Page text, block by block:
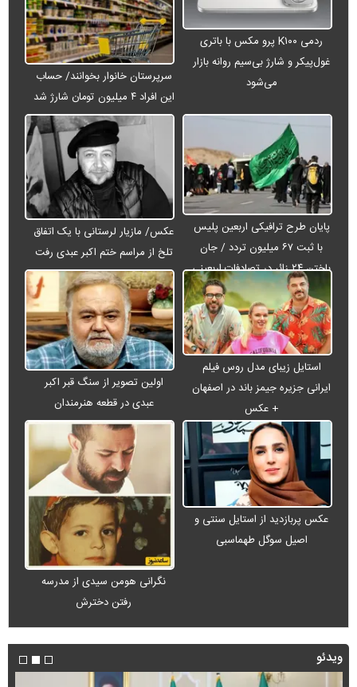
ردمی K۱۰۰ پرو مکس با باتری
غول‌پیکر و شارژ بی‌سیم روانه بازار
می‌شود
سرپرستان خانوار بخوانند/ حساب
این افراد ۴ میلیون تومان شارژ شد
پایان طرح ترافیکی اربعین پلیس
با ثبت ۶۷ میلیون تردد / جان
باختن ۲۴ زائر در تصادفات اربعینی
عکس/ مازیار لرستانی با یک اتفاق
تلخ از مراسم ختم اکبر عبدی رفت
استایل زیبای مدل روس فیلم
ایرانی جزیره جیمز باند در اصفهان
+ عکس
اولین تصویر از سنگ قبر اکبر
عبدی در قطعه هنرمندان
عکس پربازدید از استایل سنتی و
اصیل سوگل طهماسبی
نگرانی هومن سیدی از مدرسه
رفتن دخترش
ویدئو